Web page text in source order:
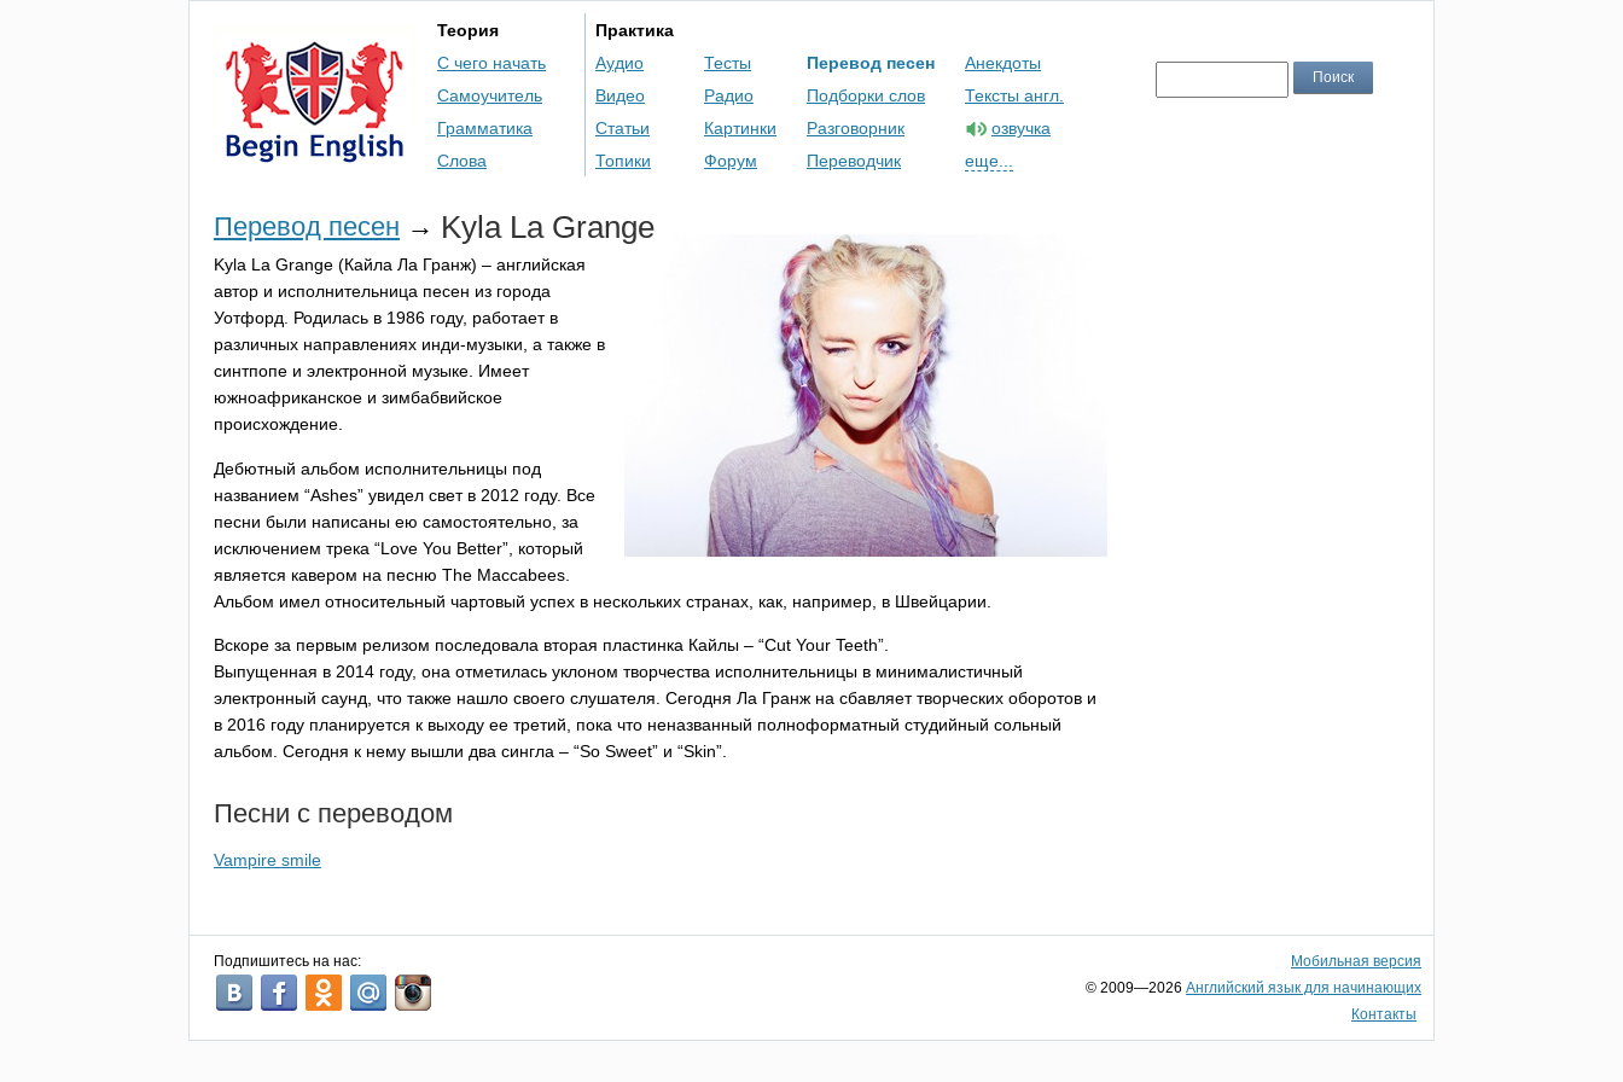
Теория
С чего начать
Самоучитель
Грамматика
Слова
Практика
Аудио
Видео
Статьи
Топики
Тесты
Радио
Картинки
Форум
Перевод песен
Подборки слов
Разговорник
Переводчик
Анекдоты
Тексты англ.
озвучка
еще...
Перевод песен → Kyla La Grange
Kyla La Grange (Кайла Ла Гранж) – английская
автор и исполнительница песен из города
Уотфорд. Родилась в 1986 году, работает в
различных направлениях инди-музыки, а также в
синтпопе и электронной музыке. Имеет
южноафриканское и зимбабвийское
происхождение.
Дебютный альбом исполнительницы под
названием “Ashes” увидел свет в 2012 году. Все
песни были написаны ею самостоятельно, за
исключением трека “Love You Better”, который
является кавером на песню The Maccabees
Альбом имел относительный чартовый успех в нескольких странах, как, например, в Швейцарии.
Вскоре за первым релизом последовала вторая пластинка Кайлы – “Cut Your Teeth”.
Выпущенная в 2014 году, она отметилась уклоном творчества исполнительницы в минималистичный
электронный саунд, что также нашло своего слушателя. Сегодня Ла Гранж на сбавляет творческих оборотов и
в 2016 году планируется к выходу ее третий, пока что неназванный полноформатный студийный сольный
альбом. Сегодня к нему вышли два сингла – “So Sweet” и “Skin”.
Песни с переводом
Vampire smile
Подпишитесь на нас:
Мобильная версия
© 2009—2026 Английский язык для начинающих
Контакты